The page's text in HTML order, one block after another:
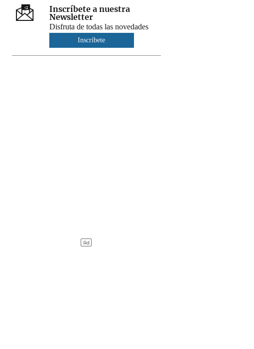
Inscríbete a nuestra
Newsletter
Disfruta de todas las novedades
Inscríbete